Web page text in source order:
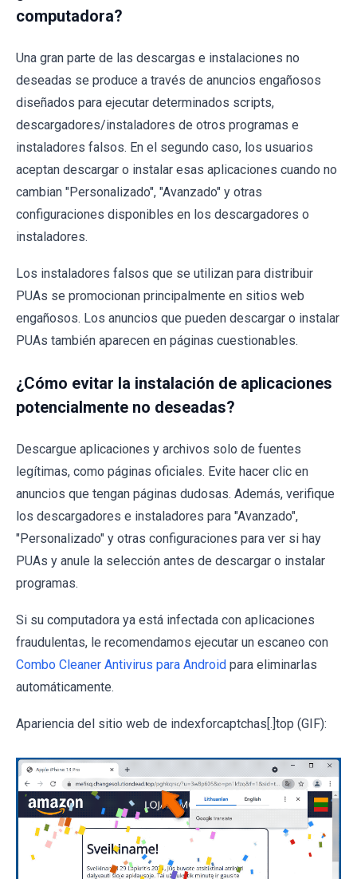
computadora?
Una gran parte de las descargas e instalaciones no
deseadas se produce a través de anuncios engañosos
diseñados para ejecutar determinados scripts,
descargadores/instaladores de otros programas e
instaladores falsos. En el segundo caso, los usuarios
aceptan descargar o instalar esas aplicaciones cuando no
cambian "Personalizado", "Avanzado" y otras
configuraciones disponibles en los descargadores o
instaladores.
Los instaladores falsos que se utilizan para distribuir
PUAs se promocionan principalmente en sitios web
engañosos. Los anuncios que pueden descargar o instalar
PUAs también aparecen en páginas cuestionables.
¿Cómo evitar la instalación de aplicaciones
potencialmente no deseadas?
Descargue aplicaciones y archivos solo de fuentes
legítimas, como páginas oficiales. Evite hacer clic en
anuncios que tengan páginas dudosas. Además, verifique
los descargadores e instaladores para "Avanzado",
"Personalizado" y otras configuraciones para ver si hay
PUAs y anule la selección antes de descargar o instalar
programas.
Si su computadora ya está infectada con aplicaciones
fraudulentas, le recomendamos ejecutar un escaneo con
Combo Cleaner Antivirus para Android para eliminarlas
automáticamente.
Apariencia del sitio web de indexforcaptchas[.]top (GIF):